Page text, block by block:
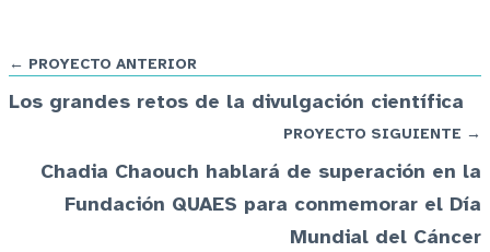
← PROYECTO ANTERIOR
Los grandes retos de la divulgación científica
PROYECTO SIGUIENTE →
Chadia Chaouch hablará de superación en la
Fundación QUAES para conmemorar el Día
Mundial del Cáncer